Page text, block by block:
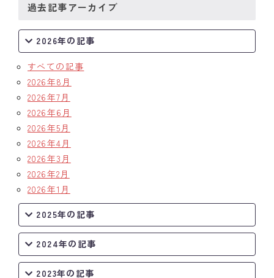
クラブのあゆみ
クラブの歴史
歴代会長・幹事
記念誌
案内
例会場・事務局の案内
リンク集
情報公開
入会のご案内
過去記事アーカイブ
2026年の記事
すべての記事
2026年8月
2026年7月
2026年6月
2026年5月
2026年4月
2026年3月
2026年2月
2026年1月
2025年の記事
2024年の記事
2023年の記事